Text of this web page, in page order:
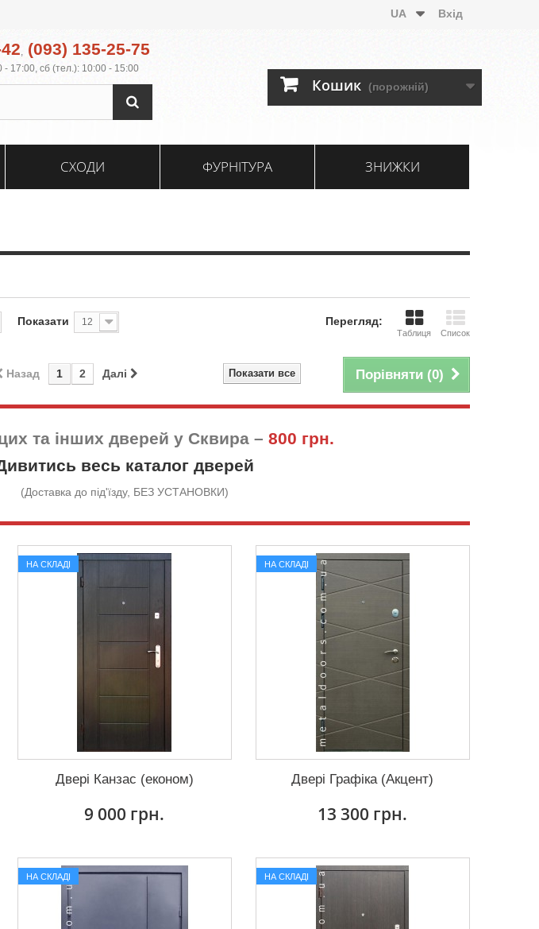
Вхід
UA
, (093) 135-25-75
- 17:00, сб (тел.): 10:00 - 15:00
Кошик (порожній)
СХОДИ ФУРНІТУРА ЗНИЖКИ
Перегляд:
Таблиця Список
Показати 12
Порівняти (0)
Показати все
Назад 1 2 Далі
та інших дверей у Сквира – 800 грн.
весь каталог дверей
(Доставка до під'їзду, БЕЗ УСТАНОВКИ)
НА СКЛАДІ
Двері Канзас (економ)
9 000 грн.
НА СКЛАДІ
Двері Графіка (Акцент)
13 300 грн.
НА СКЛАДІ НА СКЛАДІ